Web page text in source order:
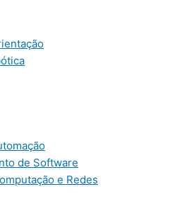
de Software
e Redes